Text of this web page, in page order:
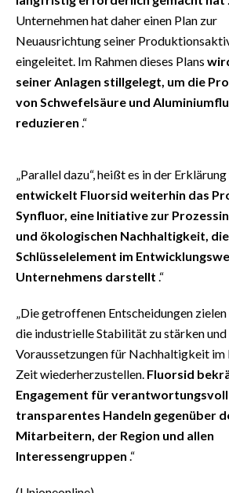
Unternehmen hat daher einen Plan zur
Neuausrichtung seiner
eingeleitet. Im Rahmen dieses Plans
seiner Anlagen stillgelegt, um die
von Schwefelsäure und
reduzieren .“
„Parallel dazu“, heißt es in der Erklärung
entwickelt Fluorsid weiterhin das
Synfluor, eine Initiative zur
und ökologischen Nachhaltigkeit,
Schlüsselelement im
Unternehmens darstellt .“
„Die getroffenen Entscheidungen zielen
die industrielle Stabilität zu stärken und
Voraussetzungen für Nachhaltigkeit im
Zeit wiederherzustellen. Fluorsid
Engagement für
transparentes Handeln gegenüber
Mitarbeitern, der Region und allen
Interessengruppen .“